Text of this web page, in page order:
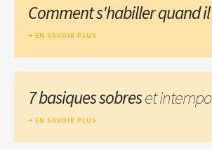
Comment s'habiller quand il
EN SAVOIR PLUS
7 basiques sobreset
EN SAVOIR PLUS